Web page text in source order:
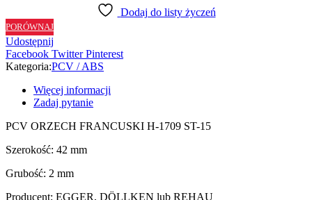
H1709
ST15
-
42/2
Dodaj do listy życzeń
PORÓWNAJ
Udostępnij
Facebook Twitter Pinterest
Kategoria:PCV / ABS
Więcej informacji
Zadaj pytanie
PCV ORZECH FRANCUSKI H-1709 ST-15
Szerokość: 42 mm
Grubość: 2 mm
Producent: EGGER, DÖLLKEN lub REHAU